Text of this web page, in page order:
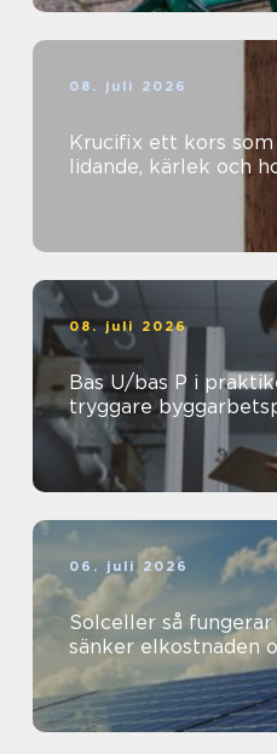
08. juli 2026
Krucifix ett kors som berättar om
lidande, kärlek och
08. juli 2026
Bas U/bas P i
tryggare
06. juli 2026
Solceller så fungerar tekniken som
sänker elkostnaden